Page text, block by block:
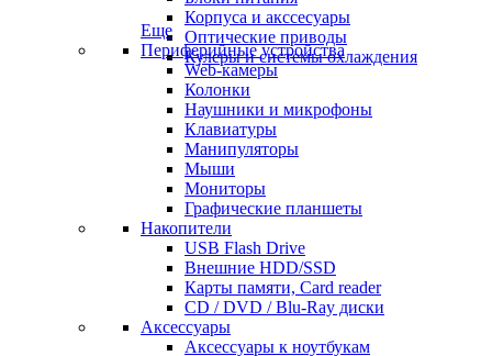
Корпуса и акссесуары
Оптические приводы
Кулеры и системы охлаждения
Еще
Периферийные устройства
Web-камеры
Колонки
Наушники и микрофоны
Клавиатуры
Манипуляторы
Мыши
Мониторы
Графические планшеты
Накопители
USB Flash Drive
Внешние HDD/SSD
Карты памяти, Card reader
CD / DVD / Blu-Ray диски
Аксессуары
Аксессуары к ноутбукам